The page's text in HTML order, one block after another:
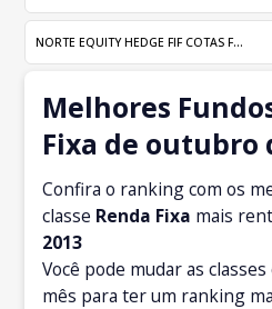
NORTE EQUITY HEDGE FIF COTAS F...
Melhores
Fixa de outubro
Confira o ranking com os
classe Renda Fixa mais
2013
Você pode mudar as
mês para ter um ranking